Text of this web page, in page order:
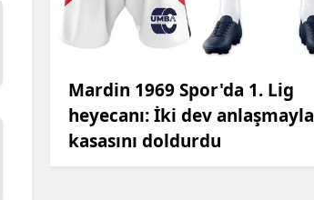
Mardin 1969 Spor'da 1. Lig
heyecanı: İki dev anlaşmayla
kasasını doldurdu